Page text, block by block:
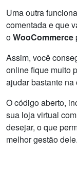
Uma outra
comentada e que
oWooCommerce
Assim, você
online fique muito
ajudar bastante na
O código aberto,
sua loja virtual
desejar, o que
melhor gestão dele.